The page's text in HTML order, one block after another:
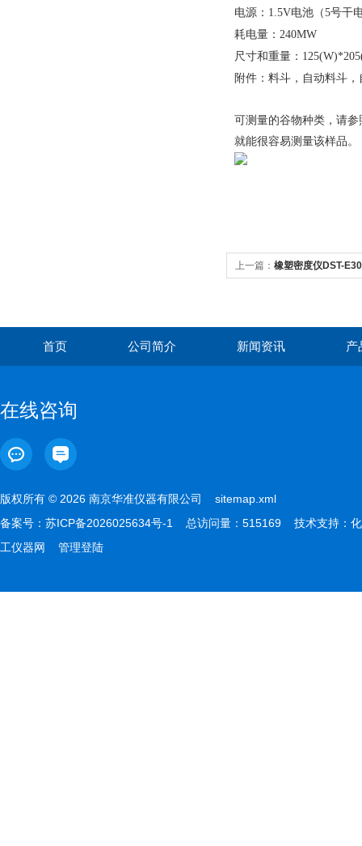
电源： 1.5V电池（5号干
耗电量： 240MW
尺寸和重量：
附件：料斗，自动料斗
可测量的谷物种类，请
就能很容易测量该样品。
上一篇： 橡塑密度仪DST-
首页 公司简介 新闻资讯 产
在线咨询
版权所有 © 2026 南京华准仪器有限公司 sitemap.xml
备案号： 苏ICP备2026025634号-1 总访问量：515169 技术支持： 化
工仪器网
管理登陆